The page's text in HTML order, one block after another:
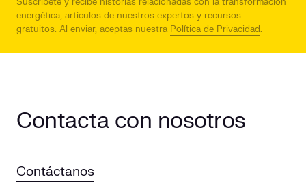
energética, artículos de nuestros expertos y recursos
gratuitos. Al enviar, aceptas nuestra Política de Privacidad.
Contacta con nosotros
Contáctanos